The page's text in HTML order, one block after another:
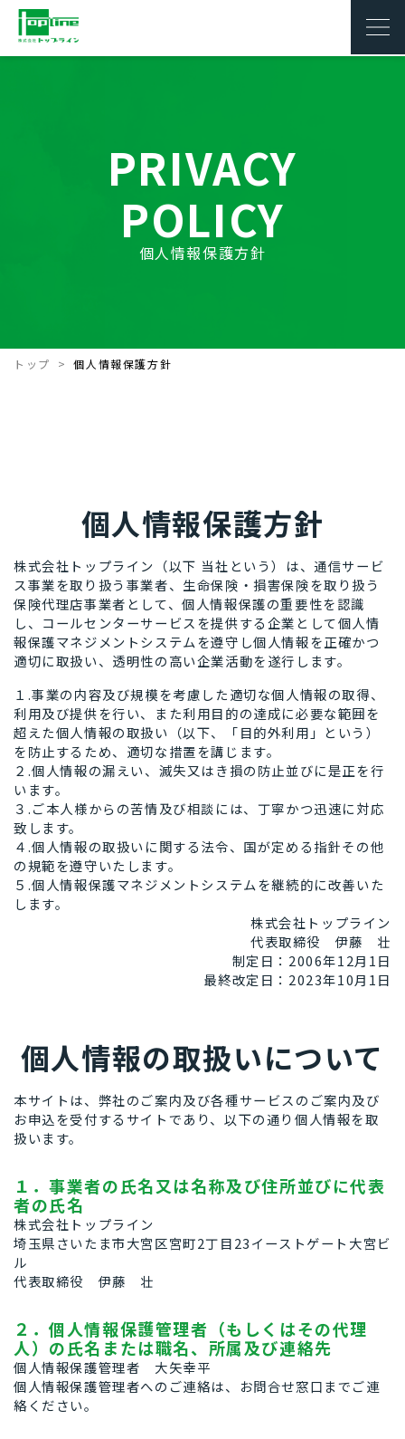
PRIVACY
POLICY
個人情報保護方針
トップ 個人情報保護方針
個人情報保護方針
株式会社トップライン（以下 当社という）は、通信サービ
ス事業を取り扱う事業者、生命保険・損害保険を取り扱う
保険代理店事業者として、個人情報保護の重要性を認識
し、コールセンターサービスを提供する企業として個人情
報保護マネジメントシステムを遵守し個人情報を正確かつ
適切に取扱い、透明性の高い企業活動を遂行します。
１.事業の内容及び規模を考慮した適切な個人情報の取得、
利用及び提供を行い、また利用目的の達成に必要な範囲を
超えた個人情報の取扱い（以下、「目的外利用」という）
を防止するため、適切な措置を講じます。
２.個人情報の漏えい、滅失又はき損の防止並びに是正を行
います。
３.ご本人様からの苦情及び相談には、丁寧かつ迅速に対応
致します。
４.個人情報の取扱いに関する法令、国が定める指針その他
の規範を遵守いたします。
５.個人情報保護マネジメントシステムを継続的に改善いた
します。
株式会社トップライン
代表取締役 伊藤 壮
制定日：2006年12月1日
最終改定日：2023年10月1日
個人情報の取扱いについて
本サイトは、弊社のご案内及び各種サービスのご案内及び
お申込を受付するサイトであり、以下の通り個人情報を取
扱います。
１．事業者の氏名又は名称及び住所並びに代表
者の氏名
株式会社トップライン
埼玉県さいたま市大宮区宮町2丁目23イーストゲート大宮ビ
ル
代表取締役 伊藤 壮
２．個人情報保護管理者（もしくはその代理
人）の氏名または職名、所属及び連絡先
個人情報保護管理者 大矢幸平
個人情報保護管理者へのご連絡は、お問合せ窓口までご連
絡ください。